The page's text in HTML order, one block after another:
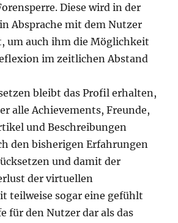
Diese wird in der
Absprache mit dem Nutzer
um auch ihm die Möglichkeit
im zeitlichen Abstand
bleibt das Profil erhalten,
alle Achievements, Freunde,
und Beschreibungen
den bisherigen Erfahrungen
und damit der
der virtuellen
teilweise sogar eine gefühlt
für den Nutzer dar als das